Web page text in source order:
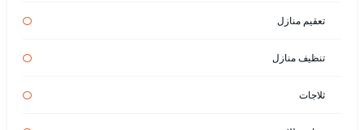
تعقيم منازل
تنظيف منازل
ثلاجات